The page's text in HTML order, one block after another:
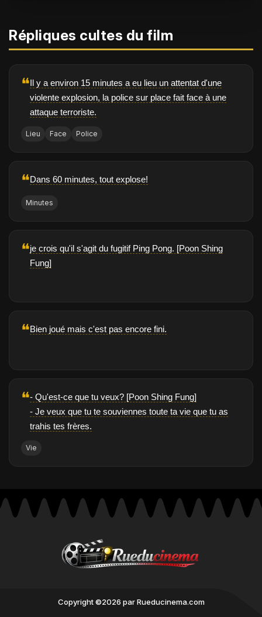
Répliques cultes du film
❝Il y a environ 15 minutes a eu lieu un attentat d'une
violente explosion, la police sur place fait face à une
attaque terroriste.
Lieu Face Police
❝Dans 60 minutes, tout explose!
Minutes
❝je crois qu'il s'agit du fugitif Ping Pong. [Poon Shing
Fung]
❝Bien joué mais c'est pas encore fini.
❝- Qu'est-ce que tu veux? [Poon Shing Fung]
- Je veux que tu te souviennes toute ta vie que tu as
trahis tes frères.
Vie
Copyright ©2026 par Rueducinema.com